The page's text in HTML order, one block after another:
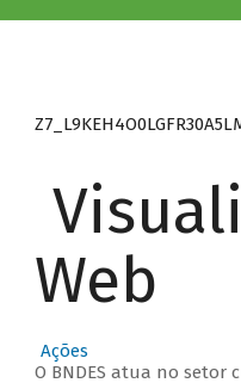
Web
Ações
O BNDES atua no